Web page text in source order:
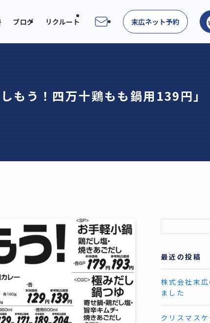
ブログ リクルート
お問い合わせ
末広ネット予約
もう！四万十鶏もも鍋用139円」
最近の投稿
株式会社末
ました
クリスマス